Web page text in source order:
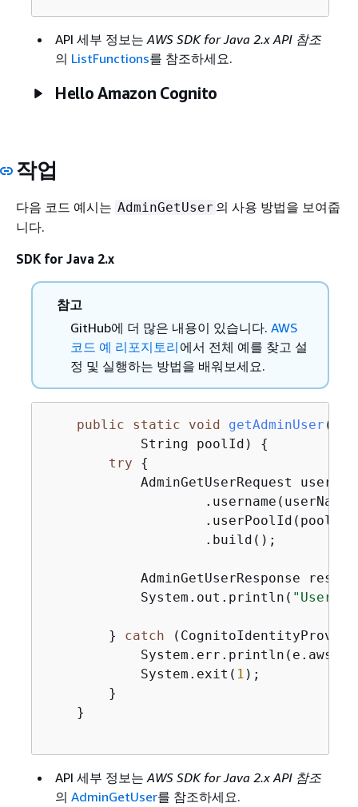
API 세부 정보는 AWS SDK for Java 2.x API 참조
의 ListFunctions를 참조하세요.
Hello Amazon Cognito
작업
다음 코드 예시는 AdminGetUser 의 사용 방법을 보여줍
니다.
SDK for Java 2.x
참고
GitHub에 더 많은 내용이 있습니다. AWS
코드 예 리포지토리 에서 전체 예를 찾고 설
정 및 실행하는 방법을 배워보세요.
public static void getAdminUser
            String poolId)
{
try
{
AdminGetUserRequest
                    .username(userName)
                    .userPoolId(poolId)
                    .build();
AdminGetUserResponse
            System.out.println(
"User
        }
catch
            System.exit(
1 );
        }
    }
API 세부 정보는AWS SDK for Java 2.x API 참조
의 AdminGetUser를 참조하세요.